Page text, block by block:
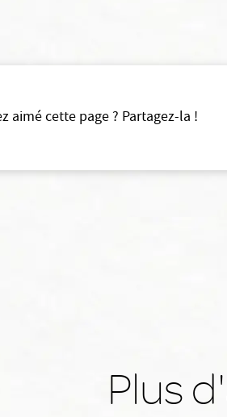
aimé cette page ? Partagez-la !
Plus